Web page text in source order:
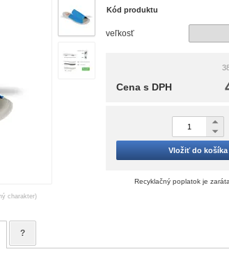
charakter)
Kód produktu
veľkosť
Cena s DPH
Vložiť do košíka
Recyklačný poplatok je
?